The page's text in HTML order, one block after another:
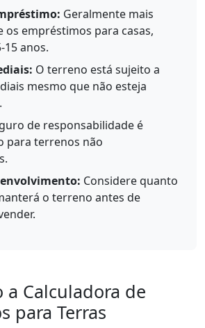
Geralmente mais
os empréstimos para casas,
15 anos.
O terreno está sujeito a
mesmo que não esteja
de responsabilidade é
para terrenos não
Considere quanto
o terreno antes de
a Calculadora de
para Terras